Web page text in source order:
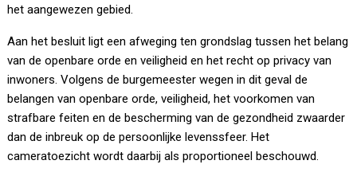
het aangewezen gebied.
Aan het besluit ligt een afweging ten grondslag tussen het belang
van de openbare orde en veiligheid en het recht op privacy van
inwoners. Volgens de burgemeester wegen in dit geval de
belangen van openbare orde, veiligheid, het voorkomen van
strafbare feiten en de bescherming van de gezondheid zwaarder
dan de inbreuk op de persoonlijke levenssfeer. Het
cameratoezicht wordt daarbij als proportioneel beschouwd.